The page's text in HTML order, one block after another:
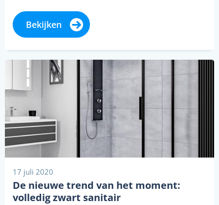
Bekijken
17 juli 2020
De nieuwe trend van het moment:
volledig zwart sanitair